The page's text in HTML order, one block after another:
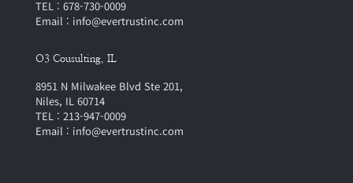
TEL : 678-730-0009
Email : info@evertrustinc.com
O3 Cousulting, IL
8951 N Milwakee Blvd Ste 201,
Niles, IL 60714
TEL : 213-947-0009
Email : info@evertrustinc.com